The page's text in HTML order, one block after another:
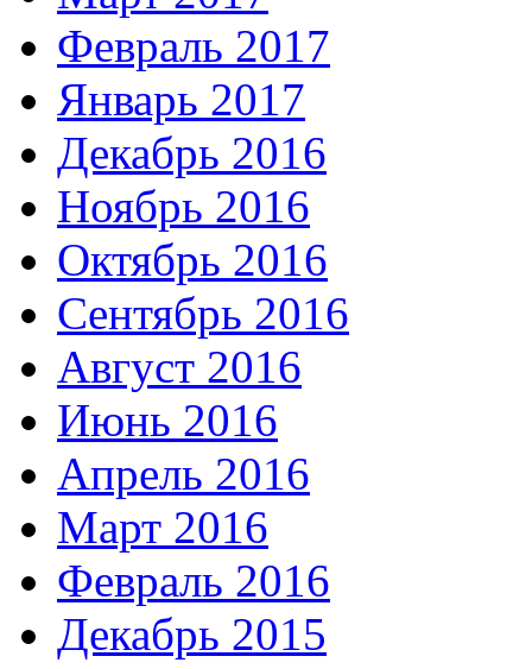
Февраль 2017
Январь 2017
Декабрь 2016
Ноябрь 2016
Октябрь 2016
Сентябрь 2016
Август 2016
Июнь 2016
Апрель 2016
Март 2016
Февраль 2016
Декабрь 2015